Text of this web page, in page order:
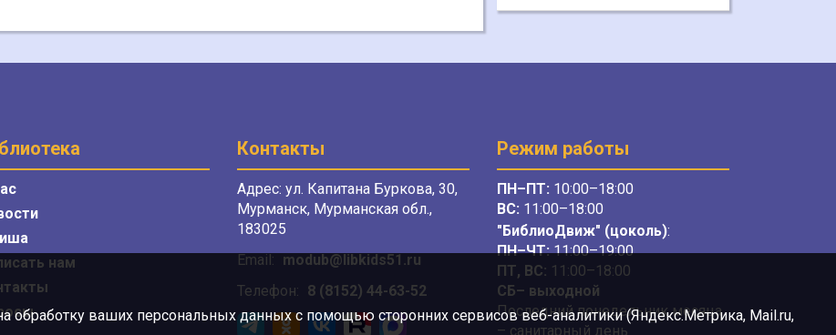
нам
Контакты
Адрес: ул. Капитана Буркова, 30,
Мурманск, Мурманская обл.,
183025
Email: modub@libkids51.ru
Телефон: 8 (8152) 44-63-52
Режим работы
ПН–ПТ: 10:00–18:00
ВС: 11:00–18:00
"БиблиоДвиж" (цоколь):
ПН–ЧТ:11:00–19:00
ПТ, ВС: 11:00–18:00
СБ– выходной
Последний понедельник месяца
– санитарный день
обработку ваших персональных данных с помощью сторонних сервисов веб-аналитики (Яндекс.Метрика, Mail.ru,